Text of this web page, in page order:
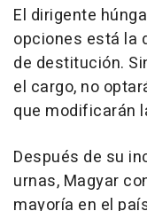
El dirigente
opciones está la
de destitución.
el cargo, no
que modificarán
Después de su
urnas, Magyar
mayoría en el